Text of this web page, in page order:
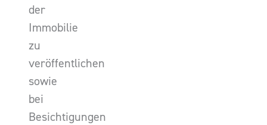
der
Immobilie
zu
veröffentlichen
sowie
bei
Besichtigungen